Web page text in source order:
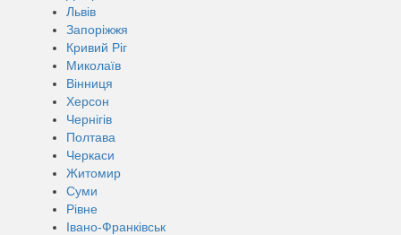
Львів
Запоріжжя
Кривий Ріг
Миколаїв
Вінниця
Херсон
Чернігів
Полтава
Черкаси
Житомир
Суми
Рівне
Івано-Франківськ